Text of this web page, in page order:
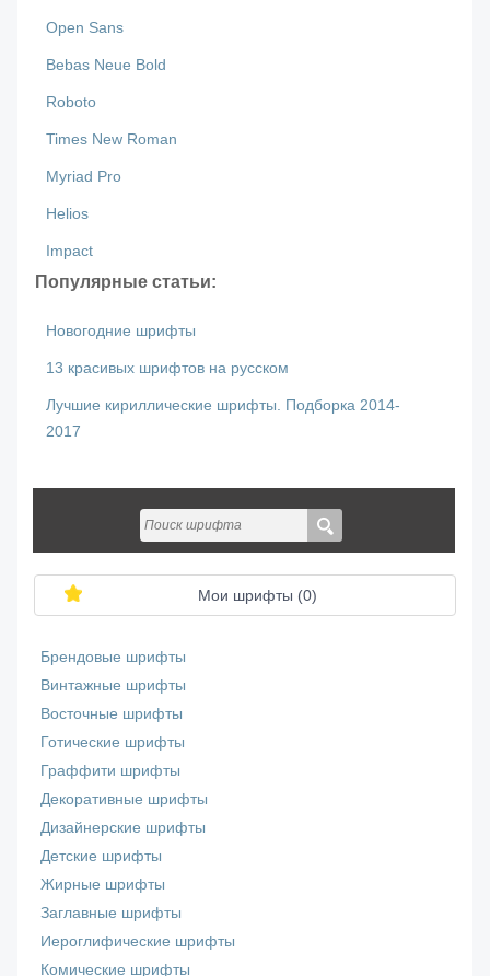
Open Sans
Bebas Neue Bold
Roboto
Times New Roman
Myriad Pro
Helios
Impact
Популярные статьи:
Новогодние шрифты
13 красивых шрифтов на русском
Лучшие кириллические шрифты. Подборка 2014-
2017
Мои шрифты (0)
Брендовые шрифты
Винтажные шрифты
Восточные шрифты
Готические шрифты
Граффити шрифты
Декоративные шрифты
Дизайнерские шрифты
Детские шрифты
Жирные шрифты
Заглавные шрифты
Иероглифические шрифты
Комические шрифты